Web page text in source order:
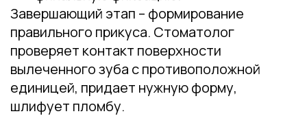
Завершающий этап – формирование
правильного прикуса. Стоматолог
проверяет контакт поверхности
вылеченного зуба с противоположной
единицей, придает нужную форму,
шлифует пломбу.